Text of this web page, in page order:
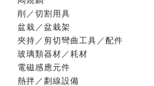
削／切割用具
盆栽／盆栽架
夾持／剪切彎曲工具／配件
玻璃類器材／耗材
電磁感應元件
熱拌／劃線設備